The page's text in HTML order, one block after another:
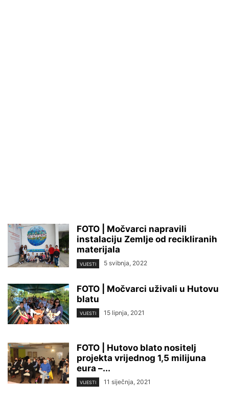
FOTO | Močvarci napravili
instalaciju Zemlje od recikliranih
materijala
VIJESTI 5 svibnja, 2022
FOTO | Močvarci uživali u Hutovu
blatu
VIJESTI 15 lipnja, 2021
FOTO | Hutovo blato nositelj
projekta vrijednog 1,5 milijuna
eura –...
VIJESTI 11 siječnja, 2021